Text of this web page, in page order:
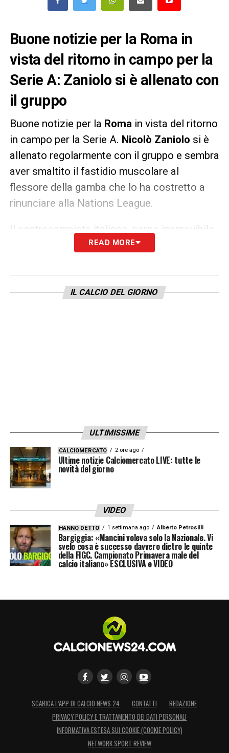
Buone notizie per la Roma in
vista del ritorno in campo per la
Serie A: Zaniolo si è allenato con
il gruppo
Buone notizie per la Roma in vista del ritorno
in campo per la Serie A. Nicolò Zaniolo si è
allenato regolarmente con il gruppo e sembra
aver smaltito il fastidio muscolare al
flessore della gamba che lo ha costretto a
rinunciare alla Nations League.
Il centrocampista italiano, perno inamovibile
José Mourinho
Juventus.
READ MORE
IL CALCIO DEL GIORNO
ULTIMISSIME
CALCIOMERCATO 2 ore ago
Ultime notizie Calciomercato LIVE: tutte le
novità del giorno
VIDEO
HANNO DETTO 1 settimana ago Alberto Petrosilli
Bargiggia: «Mancini voleva solo la Nazionale. Vi
svelo cosa è successo davvero dietro le quinte
della FIGC. Campionato Primavera male del
calcio italiano» ESCLUSIVA e VIDEO
SCARICA L’APP DI CALCIO NEWS 24 CONTATTI
REDAZIONE
PRIVACY POLICY E TRATTAMENTO DEI DATI PERSONALI
INFORMATIVA ESTESA SUI COOKIE (COOKIE POLICY)
NETWORK SPORT REVIEW